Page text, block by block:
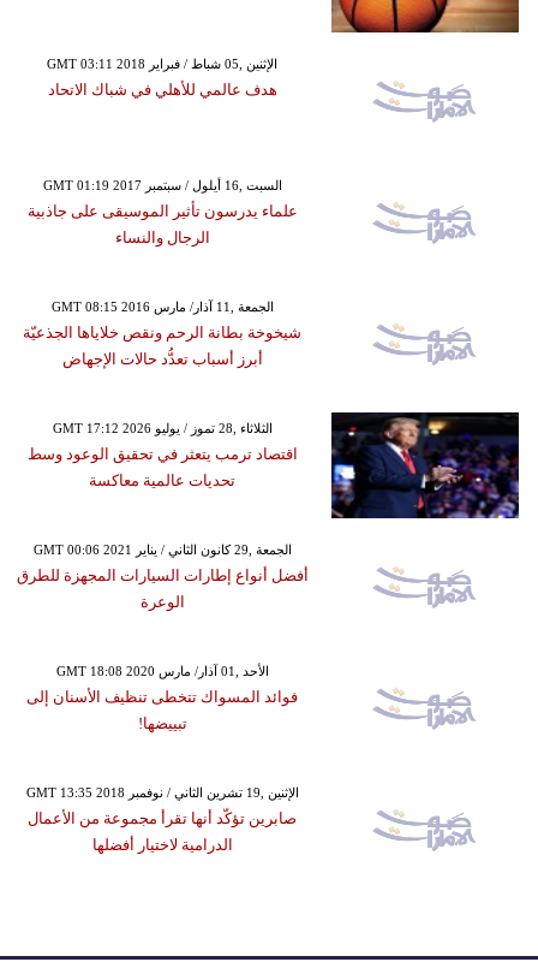
GMT 03:11 2018 الإثنين ,05 شباط / فبراير
هدف عالمي للأهلي في شباك الاتحاد
GMT 01:19 2017 السبت ,16 أيلول / سبتمبر
علماء يدرسون تأثير الموسيقى على جاذبية
الرجال والنساء
GMT 08:15 2016 الجمعة ,11 آذار/ مارس
شيخوخة بطانة الرحم ونقص خلاياها الجذعيّة
أبرز أسباب تعدُّد حالات الإجهاض
GMT 17:12 2026 الثلاثاء ,28 تموز / يوليو
اقتصاد ترمب يتعثر في تحقيق الوعود وسط
تحديات عالمية معاكسة
GMT 00:06 2021 الجمعة ,29 كانون الثاني / يناير
أفضل أنواع إطارات السيارات المجهزة للطرق
الوعرة
GMT 18:08 2020 الأحد ,01 آذار/ مارس
فوائد المسواك تتخطى تنظيف الأسنان إلى
تبييضها!
GMT 13:35 2018 الإثنين ,19 تشرين الثاني / نوفمبر
صابرين تؤكّد أنها تقرأ مجموعة من الأعمال
الدرامية لاختيار أفضلها